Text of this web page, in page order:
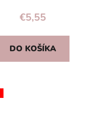
€5,55
DO KOŠÍKA